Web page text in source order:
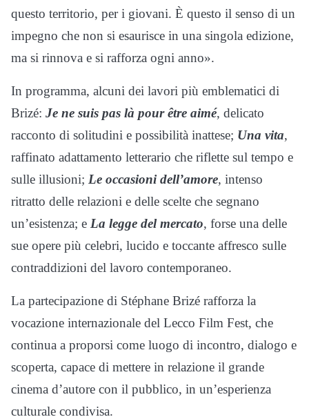
questo territorio, per i giovani. È questo il senso di un
impegno che non si esaurisce in una singola edizione,
ma si rinnova e si rafforza ogni anno».
In programma, alcuni dei lavori più emblematici di
Brizé: Je ne suis pas là pour être aimé, delicato
racconto di solitudini e possibilità inattese; Una vita,
raffinato adattamento letterario che riflette sul tempo e
sulle illusioni; Le occasioni dell’amore, intenso
ritratto delle relazioni e delle scelte che segnano
un’esistenza; e La legge del mercato, forse una delle
sue opere più celebri, lucido e toccante affresco sulle
contraddizioni del lavoro contemporaneo.
La partecipazione di Stéphane Brizé rafforza la
vocazione internazionale del Lecco Film Fest, che
continua a proporsi come luogo di incontro, dialogo e
scoperta, capace di mettere in relazione il grande
cinema d’autore con il pubblico, in un’esperienza
culturale condivisa.